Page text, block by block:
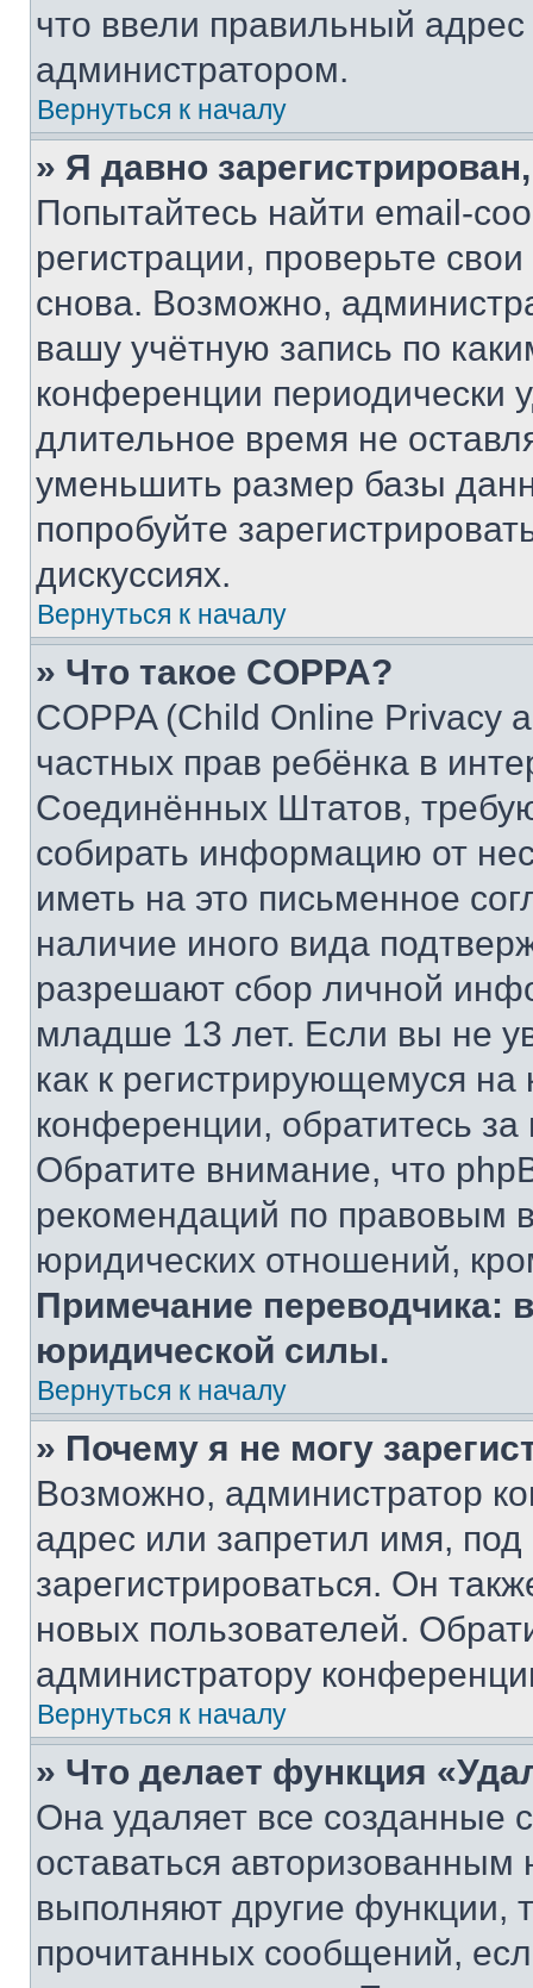
что ввели правильный адрес
администратором.
Вернуться к началу
» Я давно
Попытайтесь найти email-
регистрации, проверьте
снова. Возможно,
вашу учётную запись по
конференции периодически
длительное время не
уменьшить размер базы
попробуйте
дискуссиях.
Вернуться к началу
» Что такое COPPA?
COPPA (Child Online Privacy
частных прав ребёнка в
Соединённых Штатов,
собирать информацию от
иметь на это письменное
наличие иного вида
разрешают сбор личной
младше 13 лет. Если вы не
как к регистрирующемуся
конференции, обратитесь
Обратите внимание, что
рекомендаций по правовым
юридических отношений,
Примечание переводчика:
юридической силы.
Вернуться к началу
» Почему я не могу
Возможно, администратор
адрес или запретил имя,
зарегистрироваться. Он
новых пользователей.
администратору
Вернуться к началу
» Что делает функция
Она удаляет все созданные
оставаться
выполняют другие функции,
прочитанных сообщений,